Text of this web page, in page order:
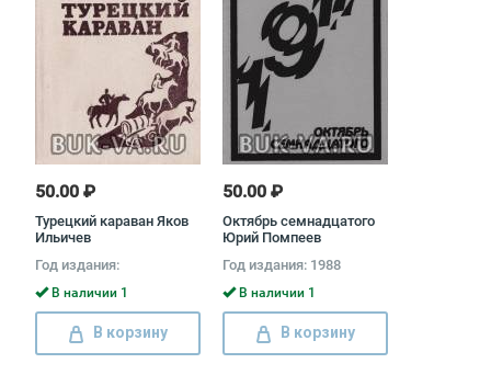
50.00 ₽
Турецкий караван Яков
Ильичев
Год издания:
В наличии 1
В корзину
50.00 ₽
Октябрь семнадцатого
Юрий Помпеев
Год издания: 1988
В наличии 1
В корзину